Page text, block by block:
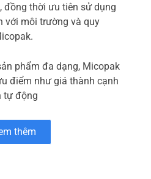
đồng thời ưu tiên sử dụng
với môi trường và quy
phẩm đa dạng, Micopak
điểm như giá thành cạnh
tự động
thêm